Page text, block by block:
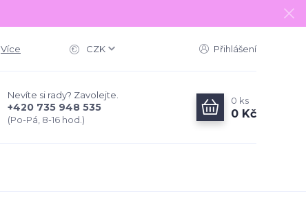
Více CZK Přihlášení
Nevíte si rady? Zavolejte.
+420 735 948 535
(Po-Pá, 8-16 hod.)
0 ks
0 Kč